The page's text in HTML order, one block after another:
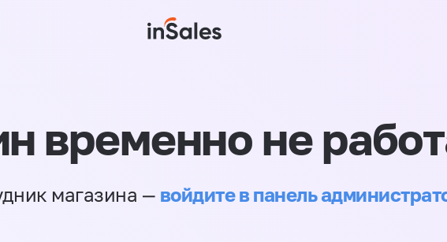
временно не
магазина — войдите в панель